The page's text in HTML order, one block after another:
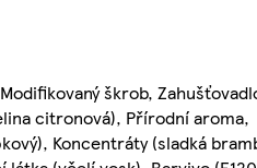
škrob,
citronová), Přírodní aroma,
Koncentráty (sladká